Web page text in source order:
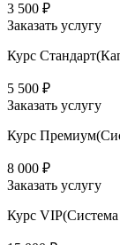
3 500 ₽
Заказать услугу
Курс
5 500 ₽
Заказать услугу
Курс
8 000 ₽
Заказать услугу
Курс VIP(Система